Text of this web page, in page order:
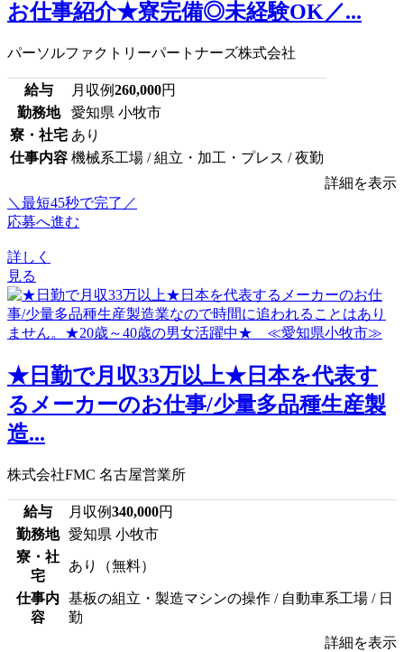
お仕事紹介★寮完備◎未経験OK／...
パーソルファクトリーパートナーズ株式会社
給与 月収例260,000円
勤務地
愛知県 小牧市
寮・社宅 あり
仕事内容 機械系工場 / 組立・加工・プレス / 夜勤
詳細を表示
＼最短45秒で完了／
応募へ進む
詳しく
見る
★日勤で月収33万以上★日本を代表す
るメーカーのお仕事/少量多品種生産製
造...
株式会社FMC 名古屋営業所
給与 月収例340,000円
勤務地
愛知県 小牧市
寮・社
宅
あり（無料）
仕事内
容
基板の組立・製造マシンの操作 / 自動車系工場 / 日
勤
詳細を表示